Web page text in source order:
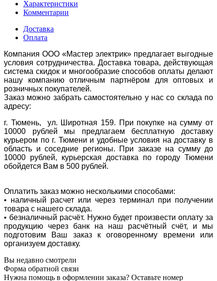
Характеристики
Комментарии
Доставка
Оплата
Компания ООО «Мастер электрик» предлагает выгодные
условия сотрудничества. Доставка товара, действующая
система скидок и многообразие способов оплаты делают
нашу компанию отличным партнёром для оптовых и
розничных покупателей.
Заказ можно забрать самостоятельно у нас со склада по
адресу:
г. Тюмень, ул. Широтная 159. При покупке на сумму от
10000 рублей мы предлагаем бесплатную доставку
курьером по г. Тюмени и удобные условия на доставку в
область и соседние регионы. При заказе на сумму до
10000 рублей, курьерская доставка по городу Тюмени
обойдется Вам в 500 рублей.
Оплатить заказ можно несколькими способами:
• наличный расчет или через терминал при получении
товара с нашего склада.
• безналичный расчёт. Нужно будет произвести оплату за
продукцию через банк на наш расчётный счёт, и мы
подготовим Ваш заказ к оговоренному времени или
организуем доставку.
Вы недавно смотрели
Форма обратной связи
Нужна помощь в оформлении заказа? Оставьте номер